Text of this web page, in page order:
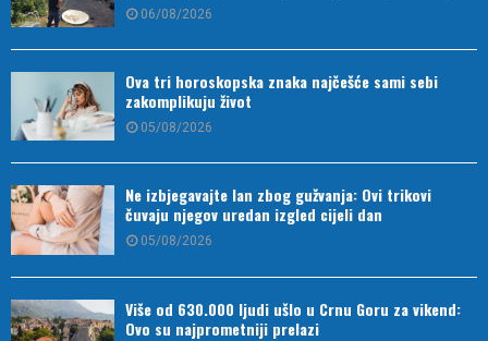
06/08/2026
Ova tri horoskopska znaka najčešće sami sebi
zakomplikuju život
05/08/2026
Ne izbjegavajte lan zbog gužvanja: Ovi trikovi
čuvaju njegov uredan izgled cijeli dan
05/08/2026
Više od 630.000 ljudi ušlo u Crnu Goru za vikend:
Ovo su najprometniji prelazi